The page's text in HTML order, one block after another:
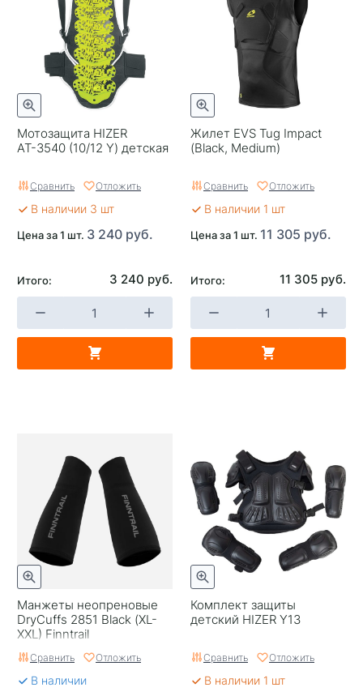
Тип застежки
Липучки
Российский размер
Мотозащита HIZER
АТ-3540 (10/12 Y) детская
Сравнить Отложить
В наличии 3 шт
Цена за 1 шт. 3 240 руб.
Итого: 3 240 руб.
Жилет EVS Tug Impact
(Black, Medium)
Сравнить Отложить
В наличии 1 шт
Цена за 1 шт. 11 305 руб.
Итого: 11 305 руб.
Манжеты неопреновые
DryCuffs 2851 Black (XL-
XXL) Finntrail
Сравнить Отложить
В наличии
Комплект защиты
детский HIZER Y13
Сравнить Отложить
В наличии 1 шт